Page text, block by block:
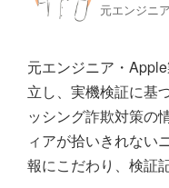
元エンジニ
元エンジニア・
立し、実機検証に基
ッシング詐欺対策の
ィアが拾いきれない
報にこだわり、検証